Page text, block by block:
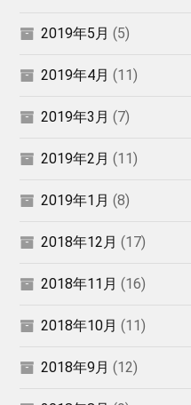
2019年5月 (5)
2019年4月 (11)
2019年3月 (7)
2019年2月 (11)
2019年1月 (8)
2018年12月 (17)
2018年11月 (16)
2018年10月 (11)
2018年9月 (12)